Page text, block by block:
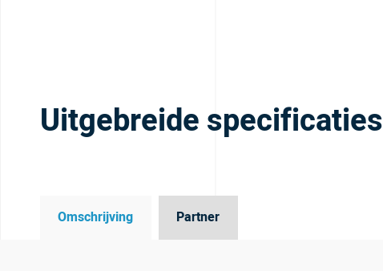
Uitgebreide specificaties
Omschrijving Partner